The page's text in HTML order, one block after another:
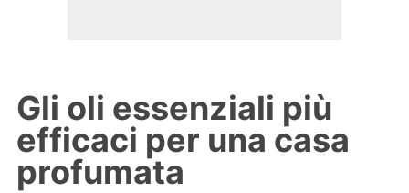
Gli oli essenziali più
efficaci per una casa
profumata